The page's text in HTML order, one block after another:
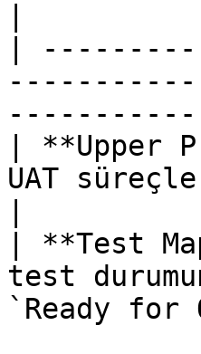
|
| **Upper
UAT
| **Test
test
`Ready for